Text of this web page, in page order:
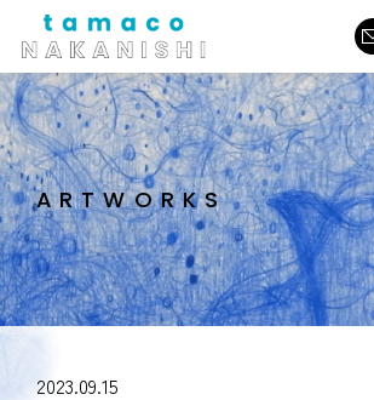
ARTWORKS
2023.09.15